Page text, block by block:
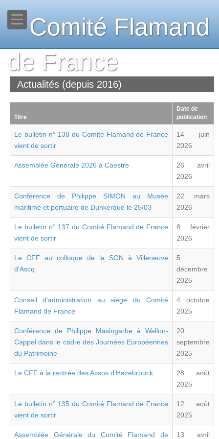
Comité Flamand
de France
Actualités (depuis 2016)
Titre
Date de
publication
Le bulletin n° 138 du Comité Flamand de France
vient de sortir
14 juin
2026
Assemblée Générale 2026 à Caestre
26 avril
2026
Conférence de Philippe SIMON au Musée
maritime et portuaire de Dunkerque le 25/03
22 mars
2026
Le bulletin n° 137 du Comité Flamand de France
vient de sortir
8 février
2026
Le CFF au colloque de la SGN à Villeneuve
d'Ascq
5
décembre
2025
Conseil d'administration au siège du Comité
Flamand de France
4 octobre
2025
Conférence de Philippe Masingarbe à Wallon-
Cappel dans le cadre des Journées Européennes
du Patrimoine
20
septembre
2025
Le CFF à la rentrée des Assos d'Hazebrouck
28 août
2025
Le bulletin n° 135 du Comité Flamand de France
vient de sortir
12 août
2025
Assemblée Générale du Comité Flamand de 13 avril